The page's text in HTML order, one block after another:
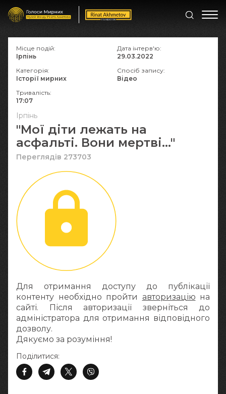
Ірпінь
"Мої діти лежать на
асфальті. Вони мертві…"
Переглядів 273703
Для отримання доступу до публікації
контенту необхідно пройти авторизацію на
сайті. Після авторизації зверніться до
адміністратора для отримання відповідного
дозволу.
Дякуємо за розуміння!
Поділитися:
Місце подій:
Ірпінь
Дата інтерв'ю:
29.03.2022
Категорія:
Історії мирних
Спосіб запису:
Відео
Тривалість:
17:07